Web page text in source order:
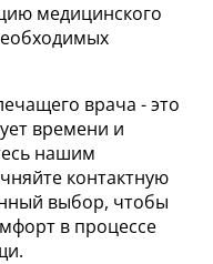
медицинского
врача - это
времени и
нашим
контактную
выбор, чтобы
в процессе